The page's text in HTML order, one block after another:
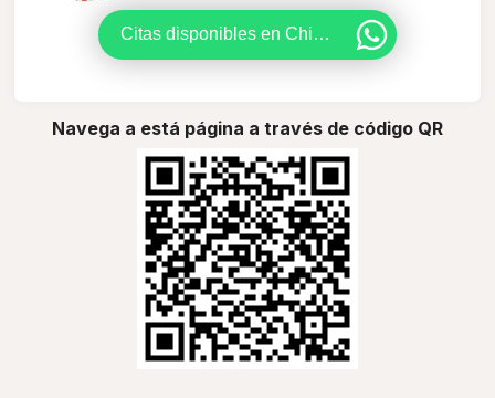
Citas disponibles en Chicago de 9 am a 2 pm de lunes a viernes y sabidos de 10am a 5pm
Navega a está página a través de código QR